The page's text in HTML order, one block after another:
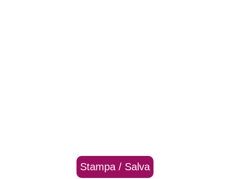
Stampa / Salva